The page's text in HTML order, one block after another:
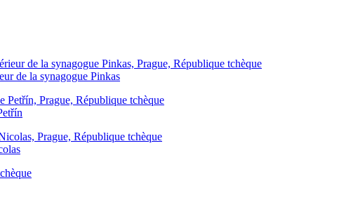
de la synagogue Pinkas